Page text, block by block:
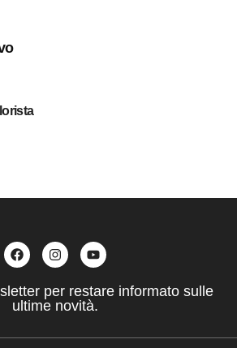
per restare informato sulle
ultime novità.